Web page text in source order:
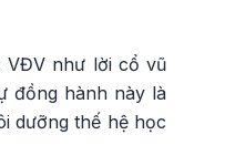
VĐV như lời cổ vũ
đồng hành này là
dưỡng thế hệ học